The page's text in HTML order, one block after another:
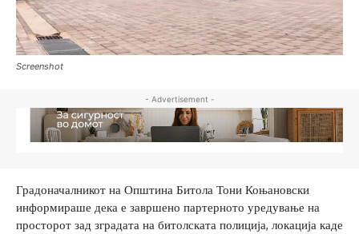
Screenshot
- Advertisement -
Градоначалникот на Општина Битола Тони Коњановски
информираше дека е завршено партерното уредување на
просторот зад зградата на битолската полиција, локација каде